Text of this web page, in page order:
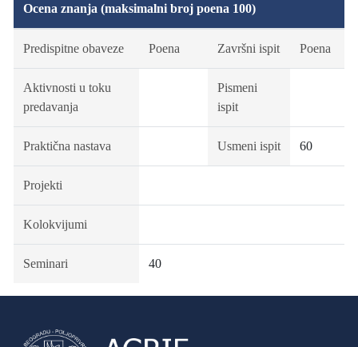
Ocena znanja (maksimalni broj poena 100)
Predispitne obaveze Poena Završni ispit Poena
Aktivnosti u toku
predavanja
Pismeni
ispit
Praktična nastava Usmeni ispit 60
Projekti
Kolokvijumi
Seminari 40